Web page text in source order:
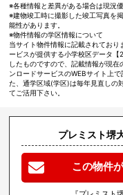
※各種情報と差異がある場合は現況
※建物竣工時に撮影した竣工写真を
能性があります。
※物件情報の学区情報について
当サイト物件情報に記載されてお
ービスが提供する小学校区データ
したものですので、記載情報が現
ンロードサービスのWEBサイト上
た、通学区域(学区)は毎年見直しの
てご活用下さい。
プレミスト堺
この物件